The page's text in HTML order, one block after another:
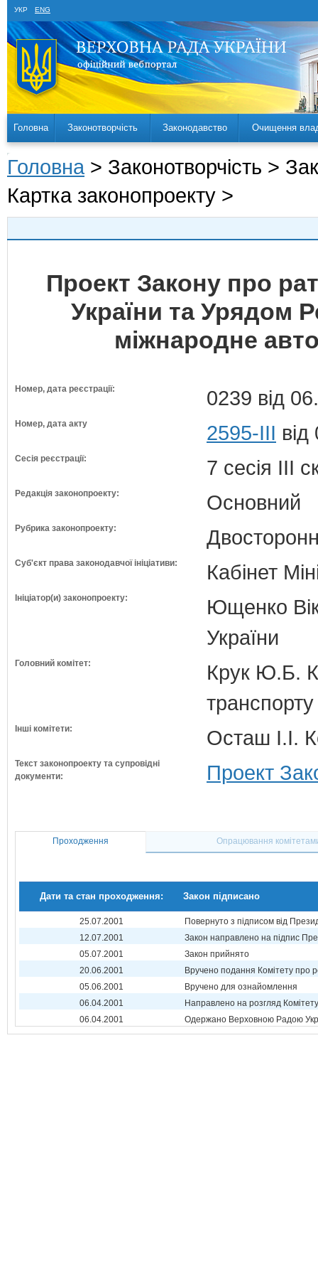
УКР ENG
Головна Законотворчість Законодавство Очищення
Головна > Законотворчість >
Картка законопроекту >
Проект Закону про
України та Урядом
міжнародне
Номер, дата реєстрації: 0239 від
Номер, дата акту 2595-III
Сесія реєстрації: 7 сесія III
Редакція законопроекту: Основний
Рубрика законопроекту:
Суб'єкт права законодавчої ініціативи: Кабінет
Ініціатор(и) законопроекту:
Ющенко
України
Головний комітет:
Крук Ю.Б.
транспорту
Інші комітети: Осташ І.І.
Текст законопроекту та супровідні
документи:
Проект
Проходження Опрацювання
Дати та стан проходження: Закон підписано
25.07.2001
Повернуто з підписом від
12.07.2001
Закон направлено на підпис
05.07.2001
Закон прийнято
20.06.2001
Вручено подання Комітету про
05.06.2001
Вручено для ознайомлення
06.04.2001
Направлено на розгляд Комітету
06.04.2001
Одержано Верховною Радою